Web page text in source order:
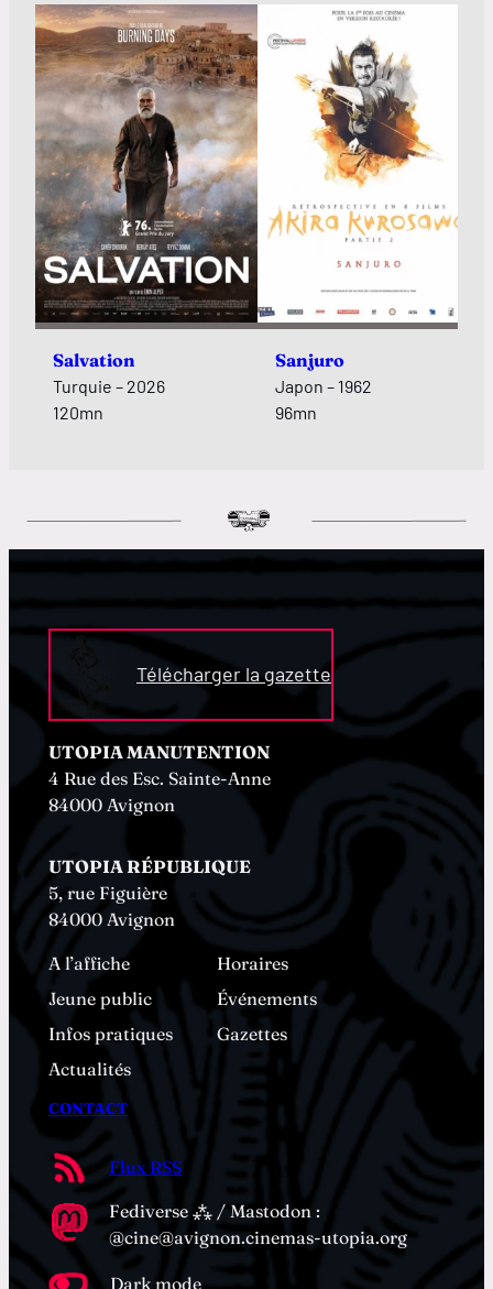
Salvation
Turquie – 2026
120mn
Sanjuro
Japon – 1962
96mn
Télécharger la gazette
UTOPIA MANUTENTION
4 Rue des Esc. Sainte-Anne
84000 Avignon
UTOPIA RÉPUBLIQUE
5, rue Figuière
84000 Avignon
A l’affiche
Horaires
Jeune public
Événements
Infos pratiques
Gazettes
Actualités
CONTACT
Flux RSS
Fediverse ⁂ / Mastodon :
@cine@avignon.cinemas-utopia.org
Dark mode